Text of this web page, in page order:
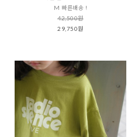
M 빠른배송 !
42,500원
29,750원